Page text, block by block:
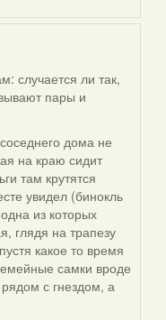
случается ли так,
пары и
дома не
на краю сидит
там крутятся
увидел (бинокль
из которых
глядя на трапезу
какое то время
самки вроде
с гнездом, а